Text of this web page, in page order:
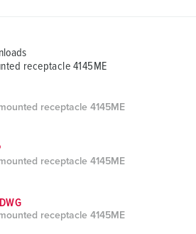
receptacle 4145ME
receptacle 4145ME
receptacle 4145ME
receptacle 4145ME